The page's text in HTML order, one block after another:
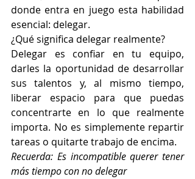
donde entra en juego esta habilidad
esencial: delegar.
¿Qué significa delegar realmente?
Delegar es confiar en tu equipo,
darles la oportunidad de desarrollar
sus talentos y, al mismo tiempo,
liberar espacio para que puedas
concentrarte en lo que realmente
importa. No es simplemente repartir
tareas o quitarte trabajo de encima.
Recuerda: Es incompatible querer tener
más tiempo con no delegar